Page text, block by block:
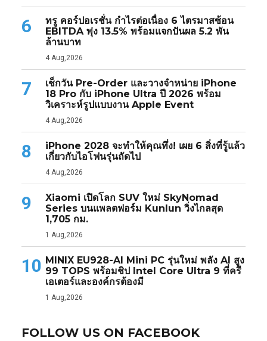
6
ทรู คอร์ปอเรชั่น กำไรต่อเนื่อง 6 ไตรมาสซ้อน
EBITDA พุ่ง 13.5% พร้อมแจกปันผล 5.2 พัน
ล้านบาท
4 Aug,2026
7
เช็กวัน Pre-Order และวางจำหน่าย iPhone
18 Pro กับ iPhone Ultra ปี 2026 พร้อม
วิเคราะห์รูปแบบงาน Apple Event
4 Aug,2026
8
iPhone 2028 จะทำให้คุณทึ่ง! เผย 6 สิ่งที่รู้แล้ว
เกี่ยวกับไอโฟนรุ่นถัดไป
4 Aug,2026
9
Xiaomi เปิดโลก SUV ใหม่ SkyNomad
Series บนแพลตฟอร์ม Kunlun วิ่งไกลสุด
1,705 กม.
1 Aug,2026
10 MINIX EU928-AI Mini PC รุ่นใหม่ พลัง AI สูง
99 TOPS พร้อมชิป Intel Core Ultra 9 ที่ครี
เอเตอร์และองค์กรต้องมี
1 Aug,2026
FOLLOW US ON FACEBOOK